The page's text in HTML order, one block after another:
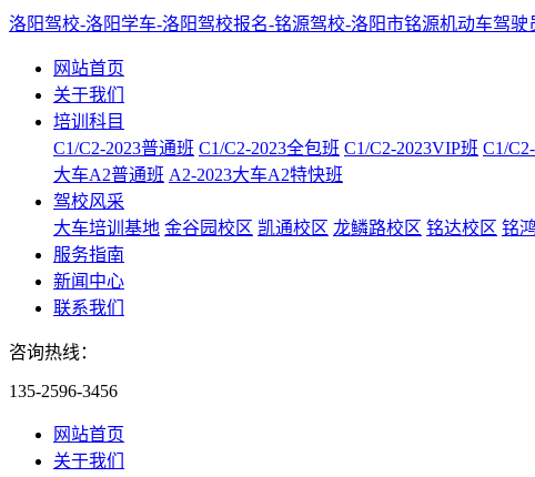
洛阳驾校-洛阳学车-洛阳驾校报名-铭源驾校-洛阳市铭源机动车驾驶
网站首页
关于我们
培训科目
C1/C2-2023普通班 C1/C2-2023全包班 C1/C2-2023VIP班 C1/
大车A2普通班 A2-2023大车A2特快班
驾校风采
大车培训基地 金谷园校区 凯通校区 龙鳞路校区 铭达校区 铭
服务指南
新闻中心
联系我们
咨询热线：
135-2596-3456
网站首页
关于我们